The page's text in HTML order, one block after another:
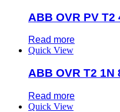
ABB OVR PV T2
Read more
Quick View
ABB OVR T2 1N
Read more
Quick View